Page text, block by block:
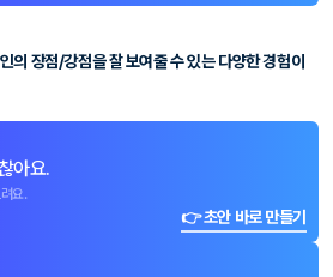
의 장점/강점을 잘 보여줄 수 있는 다양한 경험이
아요.
요.
👉 초안 바로 만들기